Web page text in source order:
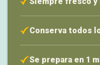
Conserva todos
Se prepara en 1